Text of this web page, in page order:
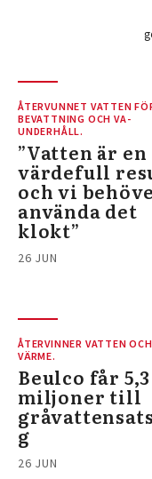
ÅTERVUNNET VATTEN
BEVATTNING OCH VA-
UNDERHÅLL.
”Vatten är en
värdefull
och vi
använda det
klokt”
26 JUN
ÅTERVINNER VATTEN OCH
VÄRME.
Beulco får 5,3
miljoner till
g
26 JUN